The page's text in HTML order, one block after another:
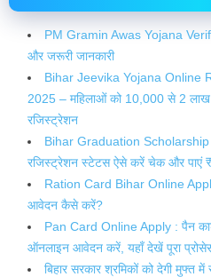
PM Gramin Awas Yojana
और जरूरी जानकारी
Bihar Jeevika Yojana Online
2025 – महिलाओं को 10,000 से 2
रजिस्ट्रेशन
Bihar Graduation
रजिस्ट्रेशन स्टेटस ऐसे करें चेक और पाएं
Ration Card Bihar Online
आवेदन कैसे करें?
Pan Card Online Apply : पैन
ऑनलाइन आवेदन करें, यहाँ देखें पूरा
बिहार सरकार श्रमिकों को देगी